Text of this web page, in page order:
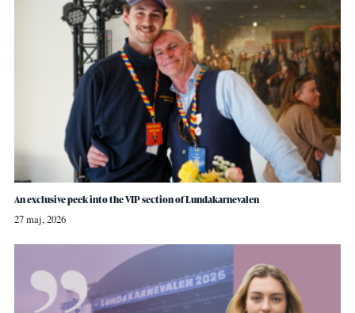
An exclusive peek into the VIP section of Lundakarnevalen
27 maj, 2026